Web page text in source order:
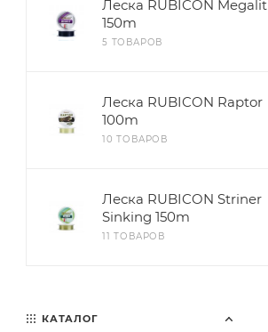
Леска RUBICON Megalit
150m
5 ТОВАРОВ
Леска RUBICON Raptor
100m
10 ТОВАРОВ
Леска RUBICON Striner
Sinking 150m
11 ТОВАРОВ
КАТАЛОГ